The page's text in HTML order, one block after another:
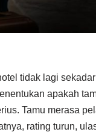
tidak lagi sekadar
apakah
Tamu merasa
rating turun,